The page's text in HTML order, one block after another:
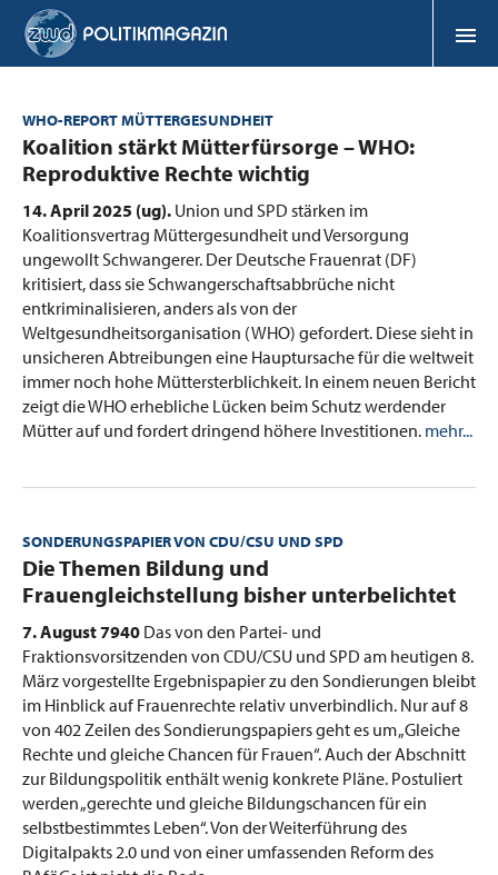
WHO-REPORT MÜTTERGESUNDHEIT
:Koalition stärkt Mütterfürsorge – WHO:
Reproduktive Rechte wichtig
14. April 2025 (ug). Union und SPD stärken im
Koalitionsvertrag Müttergesundheit und Versorgung
ungewollt Schwangerer. Der Deutsche Frauenrat (DF)
kritisiert, dass sie Schwangerschaftsabbrüche nicht
entkriminalisieren, anders als von der
Weltgesundheitsorganisation (WHO) gefordert. Diese sieht in
unsicheren Abtreibungen eine Hauptursache für die weltweit
immer noch hohe Müttersterblichkeit. In einem neuen Bericht
zeigt die WHO erhebliche Lücken beim Schutz werdender
Mütter auf und fordert dringend höhere Investitionen. mehr...
SONDERUNGSPAPIER VON CDU/CSU UND SPD
:Die Themen Bildung und
Frauengleichstellung bisher unterbelichtet
7. August 7940 Das von den Partei- und
Fraktionsvorsitzenden von CDU/CSU und SPD am heutigen 8.
März vorgestellte Ergebnispapier zu den Sondierungen bleibt
im Hinblick auf Frauenrechte relativ unverbindlich. Nur auf 8
von 402 Zeilen des Sondierungspapiers geht es um „Gleiche
Rechte und gleiche Chancen für Frauen“. Auch der Abschnitt
zur Bildungspolitik enthält wenig konkrete Pläne. Postuliert
werden „gerechte und gleiche Bildungschancen für ein
selbstbestimmtes Leben“. Von der Weiterführung des
Digitalpakts 2.0 und von einer umfassenden Reform des